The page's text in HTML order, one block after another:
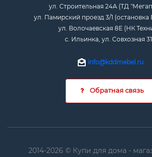
ул. Строительная 24А (ТД
ул. Памирский проезд 3/1 (остановка
ул. Волочаевская 8Е (НК
с. Ильинка, ул. Совхозная
info@kddmebel.ru
Обратная связь
2014-2026 © Купи для дома -